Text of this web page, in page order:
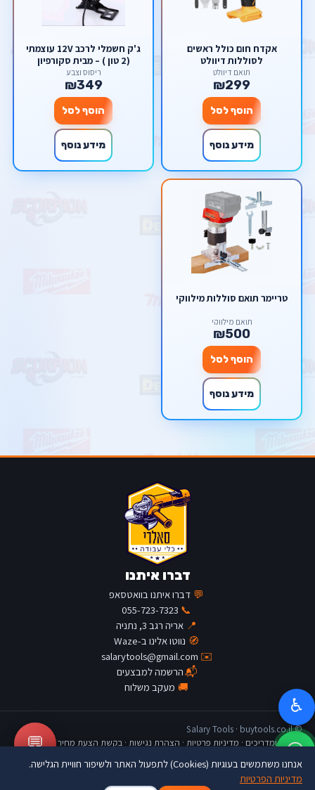
אקדח חום כולל ראשים
לסוללות דיוולט
תואם דיוולט
₪299
הוסף לסל
מידע נוסף
ג'ק חשמלי לרכב 12V עוצמתי
(2 טון ) – מבית סקורפיון
ריסוס וצבע
₪349
הוסף לסל
מידע נוסף
טריימר תואם סוללות מילווקי
תואם מילווקי
₪500
הוסף לסל
מידע נוסף
דברו איתנו
💬 דברו איתנו בוואטסאפ
📞
055-723-7323
📍 אריה רגב 3, נתניה
🧭 נווטו אלינו ב-Waze
✉️
salarytools@gmail.com
📬הרשמה למבצעים
🚚 מעקב משלוח
© Salary Tools · buytools.co.il
כתבות ומדריכים · מדיניות פרטיות · הצהרת נגישות · בקשת הצעת מחיר 💬
♿
אנחנו משתמשים בעוגיות (Cookies) לתפעול האתר ולשיפור חוויית הגלישה.
מדיניות הפרטיות